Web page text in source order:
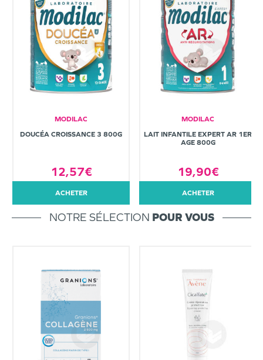
MODILAC
DOUCÉA CROISSANCE 3 800G
12,57€
ACHETER
MODILAC
LAIT INFANTILE EXPERT AR 1ER
AGE 800G
19,90€
ACHETER
NOTRE SÉLECTION POUR VOUS